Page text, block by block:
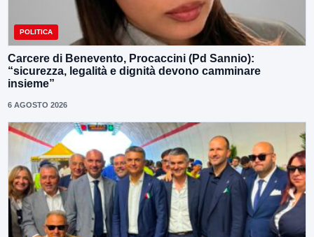
POLITICA
Carcere di Benevento, Procaccini (Pd Sannio):
“sicurezza, legalità e dignità devono camminare
insieme”
6 AGOSTO 2026